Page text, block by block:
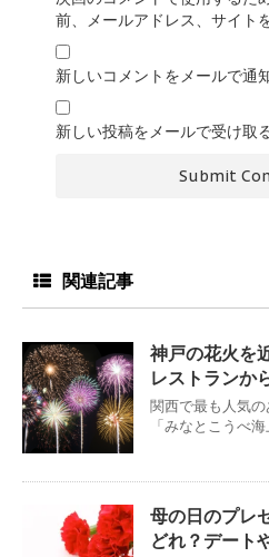
前、メールアドレス、サイト
新しいコメントをメールで通
新しい投稿をメールで受け取
関連記事
神戸の花火を
レストランか
関西で最も人気の
「みなとこうべ
母の日のプレ
どれ？デート